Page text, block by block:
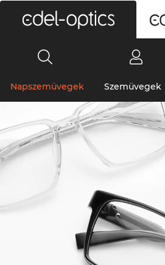
Napszemüvegek Szemüvegek